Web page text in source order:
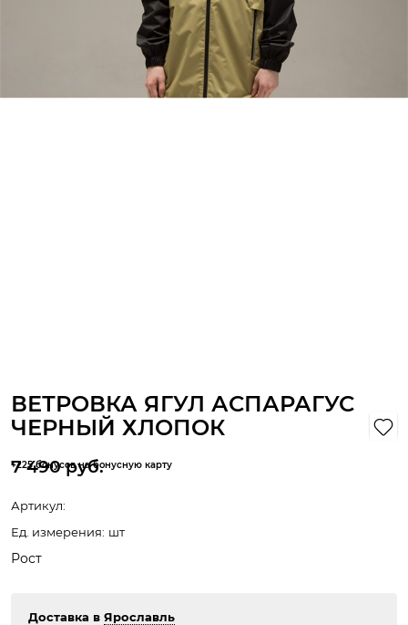
ВЕТРОВКА ЯГУЛ АСПАРАГУС
ЧЕРНЫЙ ХЛОПОК
7 490 руб.
+225 бонусов на бонусную карту
Артикул:
Ед. измерения: шт
Рост
Доставка в Ярославль